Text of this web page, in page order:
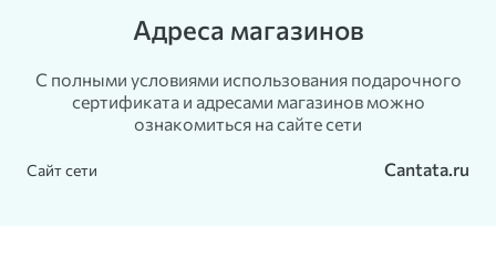
Адреса магазинов
С полными условиями использования подарочного
сертификата и адресами магазинов можно
ознакомиться на сайте сети
Сайт сети Cantata.ru